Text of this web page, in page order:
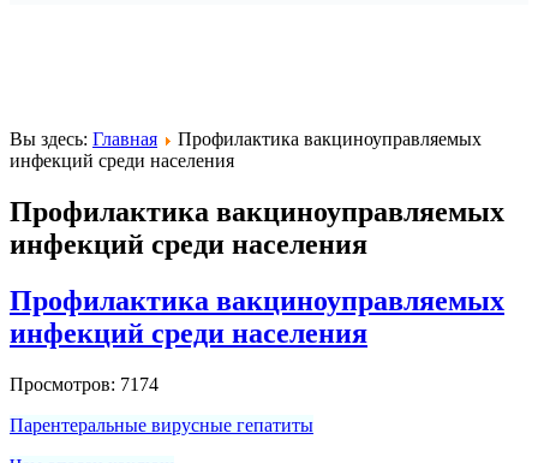
Вы здесь: Главная
Профилактика вакциноуправляемых
инфекций среди населения
Профилактика вакциноуправляемых
инфекций среди населения
Профилактика вакциноуправляемых
инфекций среди населения
Просмотров: 7174
Парентеральные вирусные гепатиты